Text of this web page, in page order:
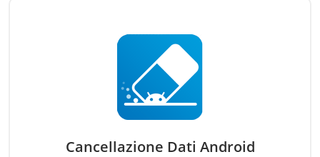
Cancellazione Dati Android